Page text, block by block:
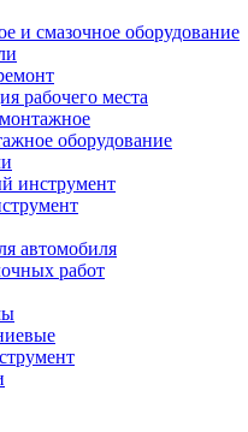
и смазочное оборудование
рабочего места
оборудование
инструмент
автомобиля
работ